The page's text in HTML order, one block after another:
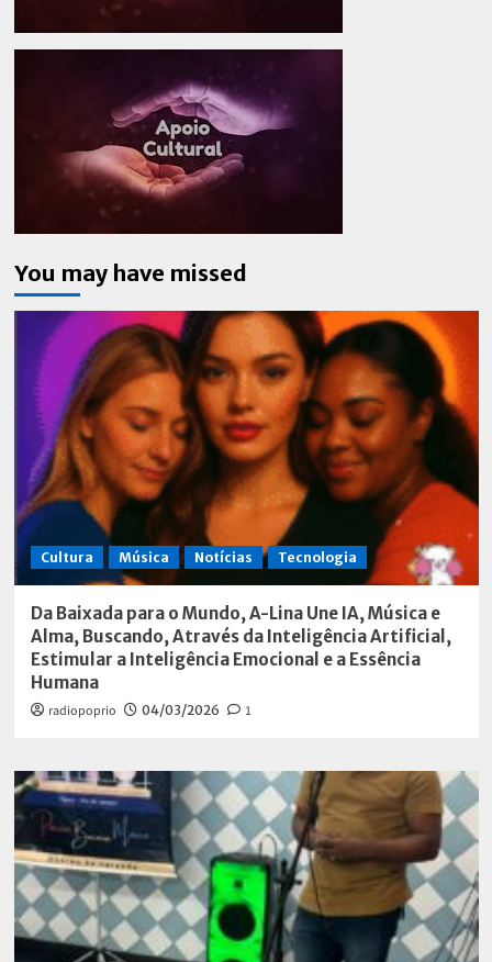
You may have missed
Cultura Música Notícias Tecnologia
Da Baixada para o Mundo, A-Lina Une IA, Música e
Alma, Buscando, Através da Inteligência Artificial,
Estimular a Inteligência Emocional e a Essência
Humana
radiopoprio 04/03/2026 1